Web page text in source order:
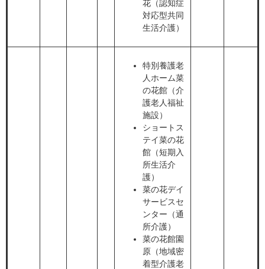
花（認知症
対応型共同
生活介護）
特別養護老
人ホーム菜
の花館（介
護老人福祉
施設）
ショートス
テイ菜の花
館（短期入
所生活介
護）
菜の花デイ
サービスセ
ンター（通
所介護）
菜の花館園
原（地域密
着型介護老